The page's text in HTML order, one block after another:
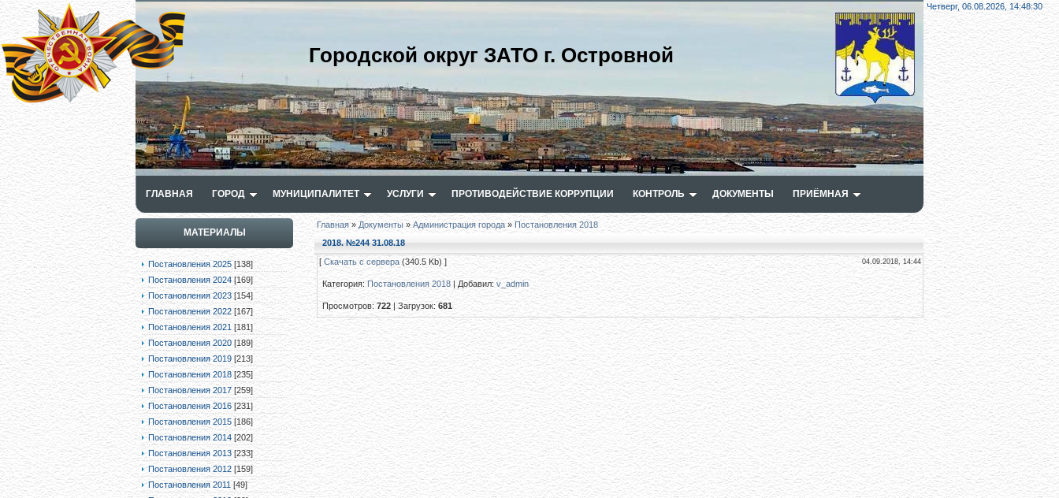
Четверг, 06.08.2026,14:48:31
Городской округ ЗАТО г. Островной
ГЛАВНАЯ ГОРОД МУНИЦИПАЛИТЕТ УСЛУГИ ПРОТИВОДЕЙСТВИЕ КОРРУПЦИИ КОНТРОЛЬ ДОКУМЕНТЫ ПРИЁМНАЯ
МАТЕРИАЛЫ
Постановления 2025 [138]
Постановления 2024 [169]
Постановления 2023 [154]
Постановления 2022 [167]
Постановления 2021 [181]
Постановления 2020 [189]
Постановления 2019 [213]
Постановления 2018 [235]
Постановления 2017 [259]
Постановления 2016 [231]
Постановления 2015 [186]
Постановления 2014 [202]
Постановления 2013 [233]
Постановления 2012 [159]
Постановления 2011 [49]
Главная »Документы »Администрация города» Постановления 2018
2018. №244 31.08.18
[ Скачать с сервера(340.5 Kb) ] 04.09.2018, 14:44
Категория:Постановления 2018 |Добавил:v_admin
Просмотров:722 |Загрузок: 681